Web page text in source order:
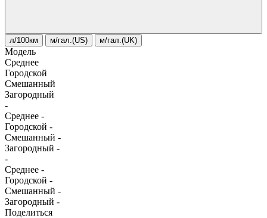
л/100км м/гал.(US) м/гал.(UK)
Модель
Среднее
Городской
Смешанный
Загородный
-
Среднее -
Городской -
Смешанный -
Загородный -
-
Среднее -
Городской -
Смешанный -
Загородный -
Поделиться